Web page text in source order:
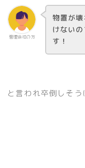
管理会社の方
物置が
けない
す！
と言われ卒倒しそ